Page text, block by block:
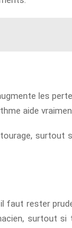
les
aide
surtout
rester
surtout